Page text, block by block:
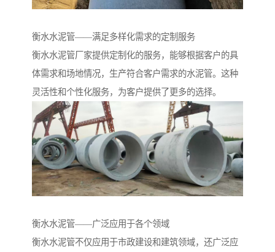
衡水水泥管——满足多样化需求的定制服务
衡水水泥管厂家提供定制化的服务，能够根据客户的具
体需求和场地情况，生产符合客户需求的水泥管。这种
灵活性和个性化服务，为客户提供了更多的选择。
衡水水泥管——广泛应用于各个领域
衡水水泥管不仅应用于市政建设和建筑领域，还广泛应